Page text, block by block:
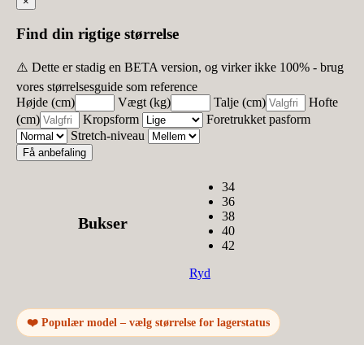
Find din rigtige størrelse
⚠️ Dette er stadig en BETA version, og virker ikke 100% - brug
vores størrelsesguide som reference
Højde (cm)
Vægt (kg) Talje (cm)
Hofte
(cm)
Kropsform
Foretrukket pasform
Stretch-niveau
Få anbefaling
Bukser
34
36
38
40
42
Ryd
❤️ Populær model – vælg størrelse for lagerstatus